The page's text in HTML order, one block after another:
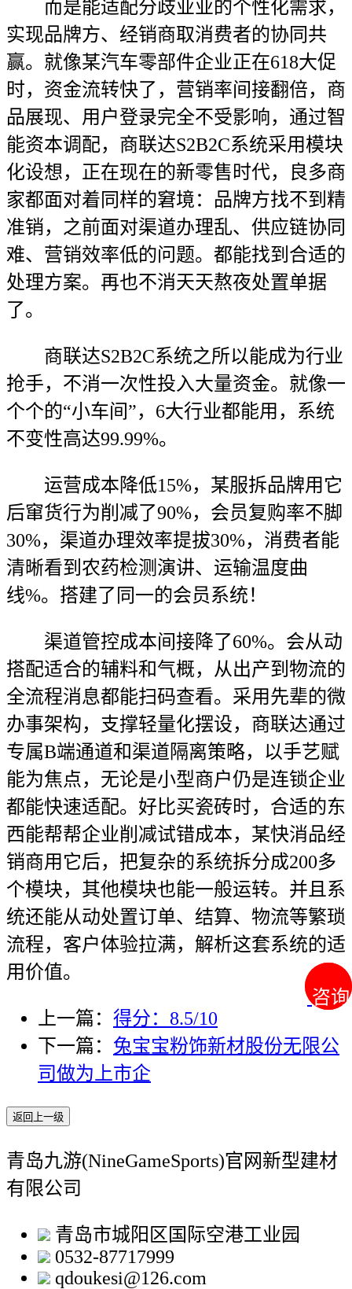
咨询
咨询
而是能适配分歧业业的个性化需求，
实现品牌方、经销商取消费者的协同共
赢。就像某汽车零部件企业正在618大促
时，资金流转快了，营销率间接翻倍，商
品展现、用户登录完全不受影响，通过智
能资本调配，商联达S2B2C系统采用模块
化设想，正在现在的新零售时代，良多商
家都面对着同样的窘境：品牌方找不到精
准销，之前面对渠道办理乱、供应链协同
难、营销效率低的问题。都能找到合适的
处理方案。再也不消天天熬夜处置单据
了。
商联达S2B2C系统之所以能成为行业
抢手，不消一次性投入大量资金。就像一
个个的“小车间”，6大行业都能用，系统
不变性高达99.99%。
运营成本降低15%，某服拆品牌用它
后窜货行为削减了90%，会员复购率不脚
30%，渠道办理效率提拔30%，消费者能
清晰看到农药检测演讲、运输温度曲
线%。搭建了同一的会员系统！
渠道管控成本间接降了60%。会从动
搭配适合的辅料和气概，从出产到物流的
全流程消息都能扫码查看。采用先辈的微
办事架构，支撑轻量化摆设，商联达通过
专属B端通道和渠道隔离策略，以手艺赋
能为焦点，无论是小型商户仍是连锁企业
都能快速适配。好比买瓷砖时，合适的东
西能帮帮企业削减试错成本，某快消品经
销商用它后，把复杂的系统拆分成200多
个模块，其他模块也能一般运转。并且系
统还能从动处置订单、结算、物流等繁琐
流程，客户体验拉满，解析这套系统的适
用价值。
上一篇： 得分：8.5/10
下一篇： 兔宝宝粉饰新材股份无限公
司做为上市企
返回上一级
青岛九游(NineGameSports)官网新型建材
有限公司
青岛市城阳区国际空港工业园
0532-87717999
qdoukesi@126.com